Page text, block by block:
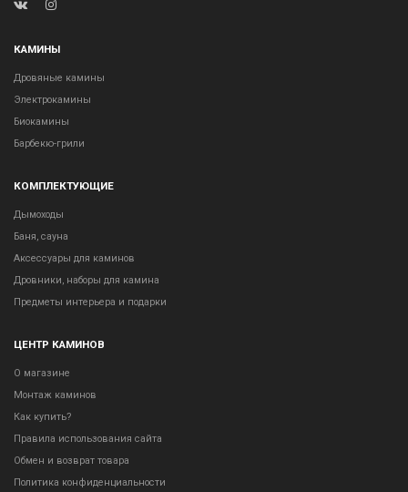
КАМИНЫ
Дровяные камины
Электрокамины
Биокамины
Барбекю-грили
КОМПЛЕКТУЮЩИЕ
Дымоходы
Баня, сауна
Аксессуары для каминов
Дровники, наборы для камина
Предметы интерьера и подарки
ЦЕНТР КАМИНОВ
О магазине
Монтаж каминов
Как купить?
Правила использования сайта
Обмен и возврат товара
Политика конфиденциальности